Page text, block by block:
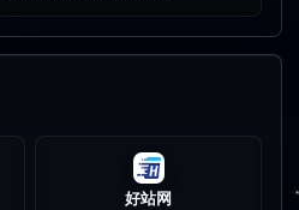
好站网